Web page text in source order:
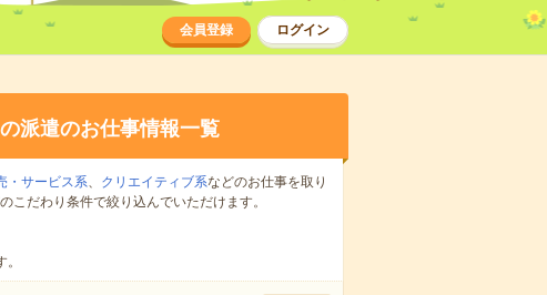
会員登録 ログイン
の派遣のお仕事情報一覧
・サービス系、 クリエイティブ系などのお仕事を取り
こだわり条件で絞り込んでいただけます。